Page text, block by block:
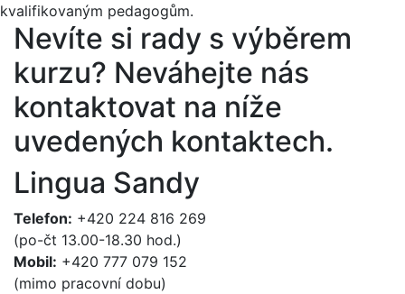
kvalifikovaným pedagogům.
Nevíte si rady s výběrem
kurzu? Neváhejte nás
kontaktovat na níže
uvedených kontaktech.
Lingua Sandy
Telefon: +420 224 816 269
(po-čt 13.00-18.30 hod.)
Mobil: +420 777 079 152
(mimo pracovní dobu)